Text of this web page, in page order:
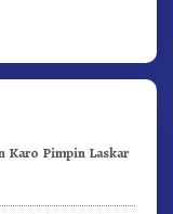
Karo Pimpin Laskar